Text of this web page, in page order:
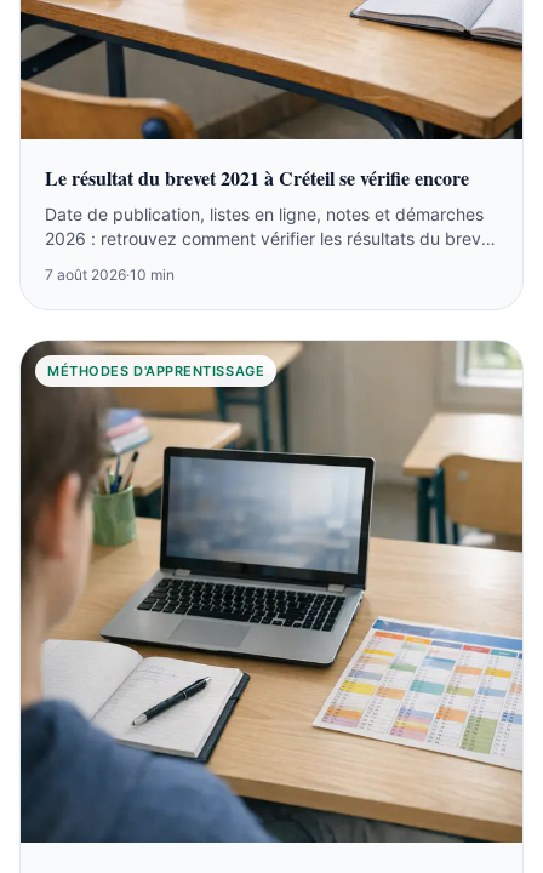
Le résultat du brevet 2021 à Créteil se vérifie encore
Date de publication, listes en ligne, notes et démarches
2026 : retrouvez comment vérifier les résultats du brevet
7 août 2026·10 min
MÉTHODES D'APPRENTISSAGE